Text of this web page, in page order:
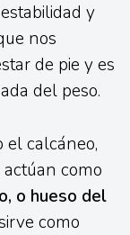
y
nos
de pie y es
del peso.
el calcáneo,
como
o hueso del
como